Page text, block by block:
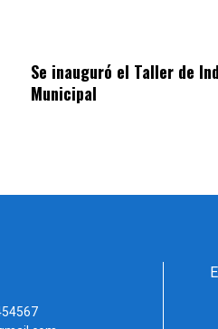
Se inauguró el Taller de
Municipal